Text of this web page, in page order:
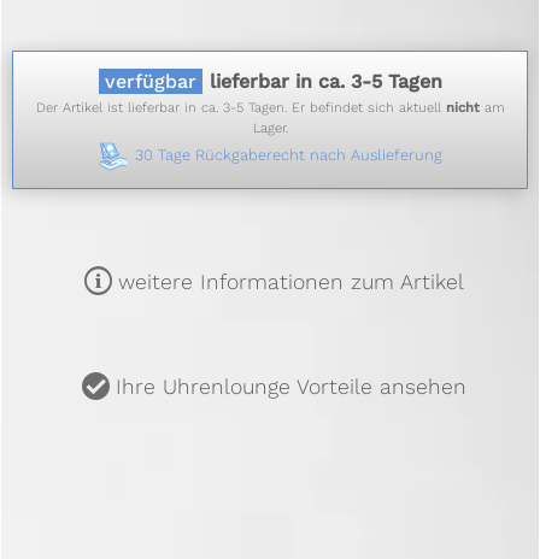
verfügbar lieferbar in ca. 3-5 Tagen
Der Artikel ist lieferbar in ca. 3-5 Tagen. Er befindet sich aktuell nichtam
Lager.
30 Tage Rückgaberecht nach Auslieferung
m weitere Informationen zum Artikel
u Ihre Uhrenlounge Vorteile ansehen